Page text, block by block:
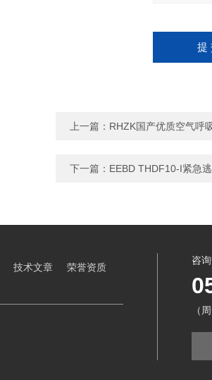
上一篇： RHZK国产优质空气呼
下一篇： EEBD THDF10-I紧急
技术文章 荣誉资质
咨
（